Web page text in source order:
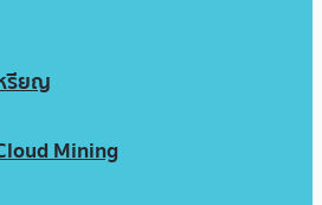
รียญ
Mining